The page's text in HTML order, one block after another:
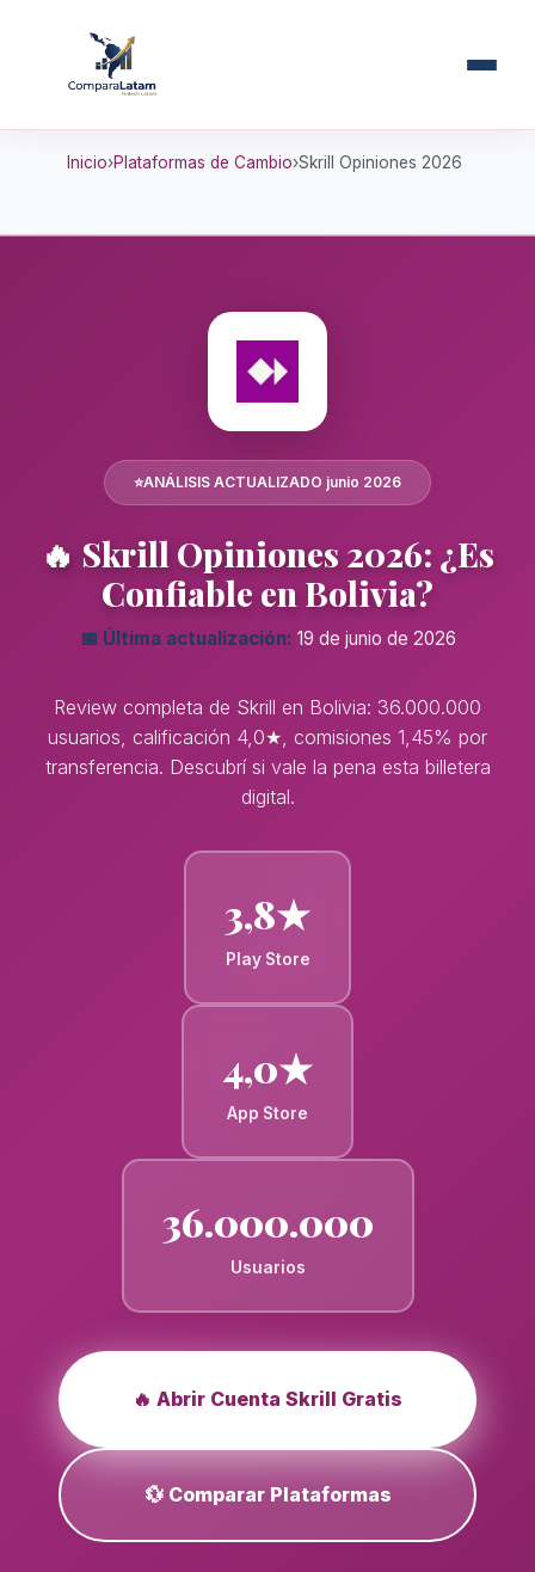
Inicio Plataformas de Cambio Skrill Opiniones 2026
⭐ANÁLISIS ACTUALIZADO junio 2026
🔥 Skrill Opiniones 2026: ¿Es
Confiable en Bolivia?
📅 Última actualización: 19 de junio de 2026
Review completa de Skrill en Bolivia: 36.000.000
usuarios, calificación 4,0★, comisiones 1,45% por
transferencia. Descubrí si vale la pena esta billetera
digital.
3,8★
Play Store
4,0★
App Store
36.000.000
Usuarios
🔥 Abrir Cuenta Skrill Gratis
💱 Comparar Plataformas